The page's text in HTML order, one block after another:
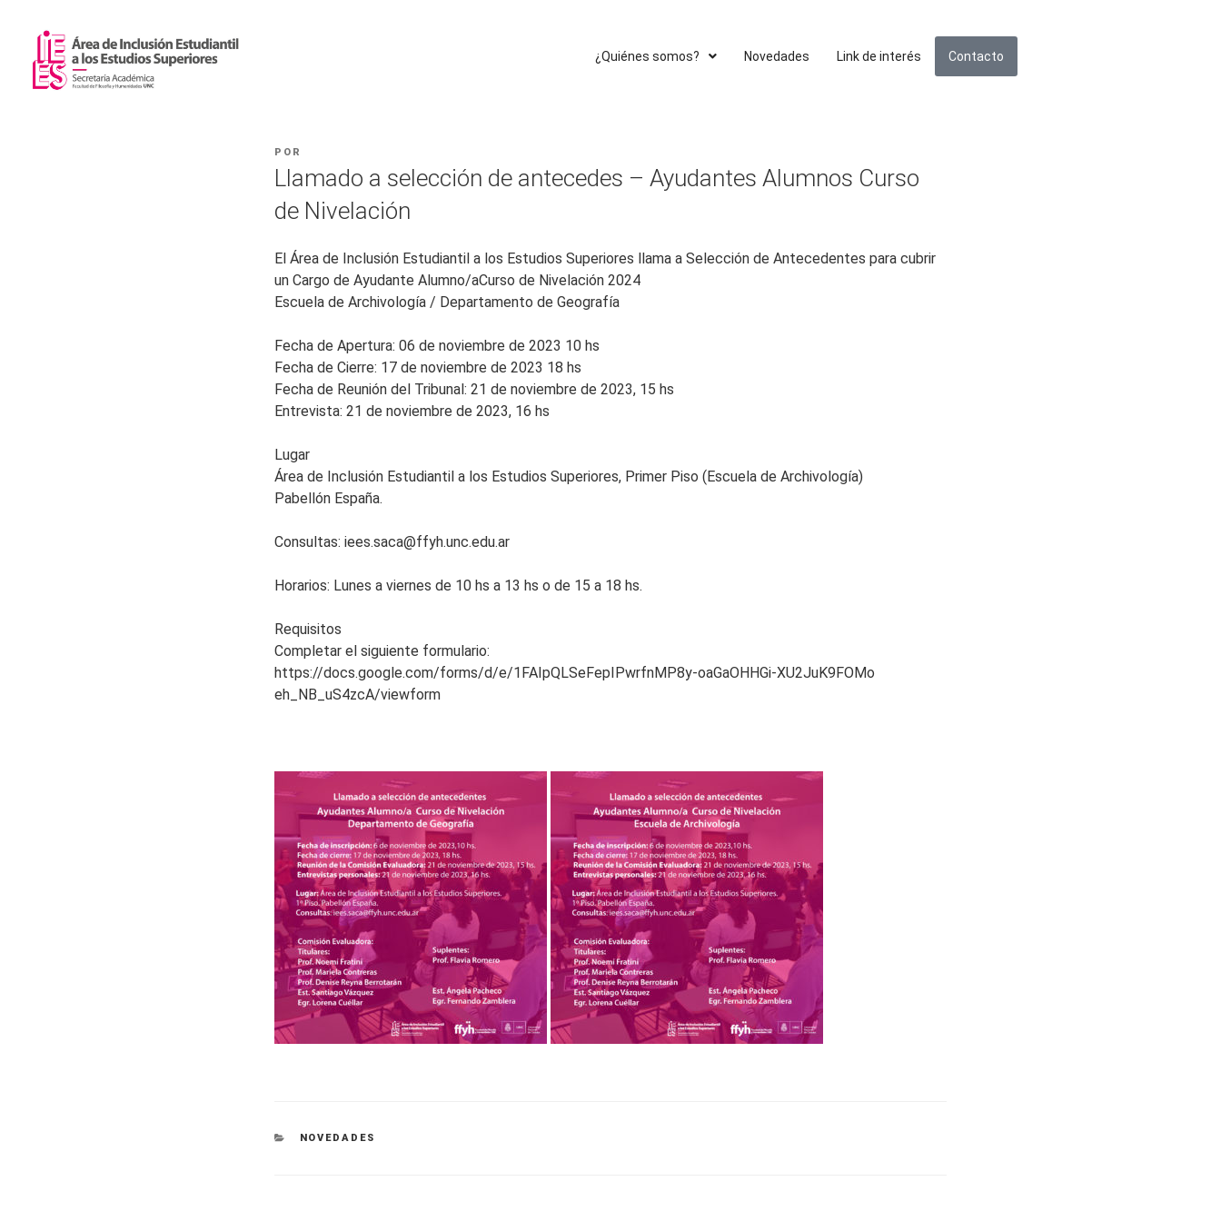
¿Quiénes somos? Novedades Link de interés Contacto
POR
Llamado a selección de antecedes – Ayudantes Alumnos Curso
de Nivelación
El Área de Inclusión Estudiantil a los Estudios Superiores llama a Selección de Antecedentes para cubrir
un Cargo de Ayudante Alumno/aCurso de Nivelación 2024
Escuela de Archivología / Departamento de Geografía
Fecha de Apertura: 06 de noviembre de 2023 10 hs
Fecha de Cierre: 17 de noviembre de 2023 18 hs
Fecha de Reunión del Tribunal: 21 de noviembre de 2023, 15 hs
Entrevista: 21 de noviembre de 2023, 16 hs
Lugar
Área de Inclusión Estudiantil a los Estudios Superiores, Primer Piso (Escuela de Archivología)
Pabellón España.
Consultas: iees.saca@ffyh.unc.edu.ar
Horarios: Lunes a viernes de 10 hs a 13 hs o de 15 a 18 hs.
Requisitos
Completar el siguiente formulario:
https://docs.google.com/forms/d/e/1FAIpQLSeFepIPwrfnMP8y-oaGaOHHGi-XU2JuK9FOMo
eh_NB_uS4zcA/viewform
NOVEDADES